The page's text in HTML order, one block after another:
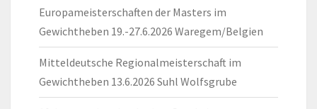
Europameisterschaften der Masters im
Gewichtheben 19.-27.6.2026 Waregem/Belgien
Mitteldeutsche Regionalmeisterschaft im
Gewichtheben 13.6.2026 Suhl Wolfsgrube